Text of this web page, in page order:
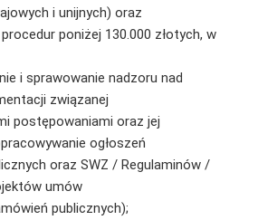
i unijnych) oraz
poniżej 130.000 złotych, w
i sprawowanie nadzoru nad
związanej
postępowaniami oraz jej
ogłoszeń
oraz SWZ / Regulaminów /
umów
publicznych);